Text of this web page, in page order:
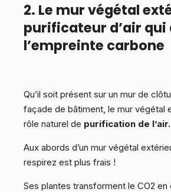
2. Le mur végétal
purificateur d’air
l’empreinte carbone
Qu’il soit présent sur un mur de
façade de bâtiment, le mur végétal
rôle naturel de purification de l’air.
Aux abords d’un mur végétal
respirez est plus frais !
Ses plantes transforment le CO2